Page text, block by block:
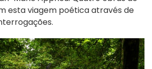
esta viagem poética através de